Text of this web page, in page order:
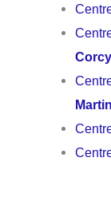
Corcy
Martin